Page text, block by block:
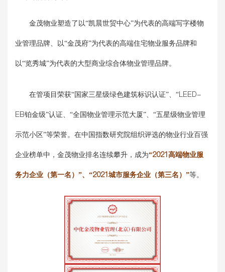
金茂物业塑造了以“凯晨世贸中心”为代表的高端写字楼物
业管理品牌、以“金茂府”为代表的高端住宅物业服务品牌和
以“览秀城”为代表的大型商业综合体物业管理品牌。
在管项目荣获“国家三星级绿色建筑标识认证”、“LEED-
EB铂金级”认证、“全国物业管理示范大厦”、“五星级物业管理
示范小区”等荣誉。在中国指数研究院组织评选的物业行业百强
企业榜单中，金茂物业排名连续攀升，成为“2021高端物业服
务力企业（第一名）”、“2021城市服务企业（第三名）”等。